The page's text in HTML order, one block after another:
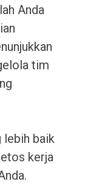
Anda
tim
lebih baik
kerja